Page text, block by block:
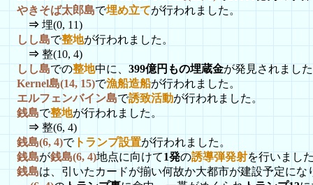
やきそば太郎島で埋め立てが行われました。
⇒ 埋(0, 11)
しし島で整地が行われました。
⇒ 整(10, 4)
しし島での整地中に、 399億円もの埋蔵金が発見されまし
Kernel島(14, 15)で漁船造船が行われました。
エルフェンバイン島で誘致活動が行われました。
銭島で整地が行われました。
⇒ 整(6, 4)
銭島(6, 4)でトランプ設置が行われました。
銭島が銭島(6, 4)地点に向けて1発の誘導弾発射を行いまし
銭島は、引いたカードが揃い何故か大都市が建設予定にな